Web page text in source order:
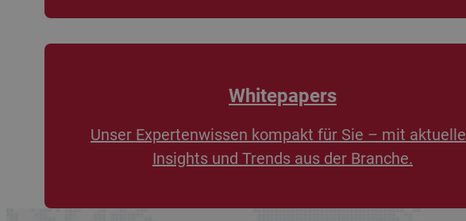
Whitepapers
Unser Expertenwissen kompakt für Sie – mit
Insights und Trends aus der Branche.